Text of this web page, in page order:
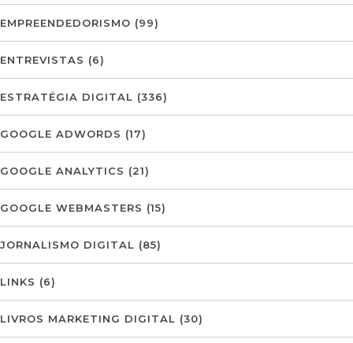
EMPREENDEDORISMO (99)
ENTREVISTAS (6)
ESTRATÉGIA DIGITAL (336)
GOOGLE ADWORDS (17)
GOOGLE ANALYTICS (21)
GOOGLE WEBMASTERS (15)
JORNALISMO DIGITAL (85)
LINKS (6)
LIVROS MARKETING DIGITAL (30)